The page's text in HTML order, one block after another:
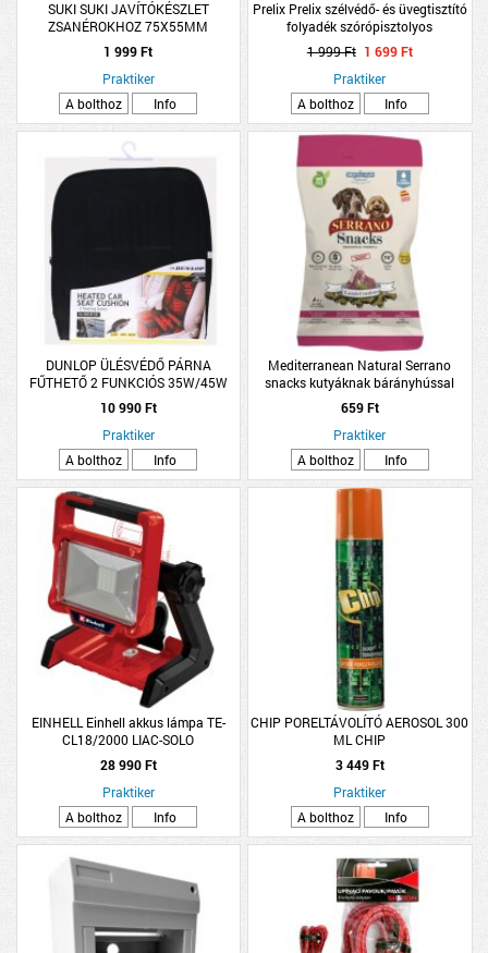
SUKI SUKI JAVÍTÓKÉSZLET
ZSANÉROKHOZ 75X55MM
2DB/CSM
1 999 Ft
Praktiker
A bolthoz
Info
Prelix Prelix szélvédő- és üvegtisztító
folyadék szórópisztolyos
1 999 Ft 1 699 Ft
Praktiker
A bolthoz
Info
DUNLOP ÜLÉSVÉDŐ PÁRNA
FŰTHETŐ 2 FUNKCIÓS 35W/45W
DUNLOP
10 990 Ft
Praktiker
A bolthoz
Info
Mediterranean Natural Serrano
snacks kutyáknak bárányhússal
hipoallergén 100g
659 Ft
Praktiker
A bolthoz
Info
EINHELL Einhell akkus lámpa TE-
CL18/2000 LIAC-SOLO
28 990 Ft
Praktiker
A bolthoz
Info
CHIP PORELTÁVOLÍTÓ AEROSOL 300
ML CHIP
3 449 Ft
Praktiker
A bolthoz
Info